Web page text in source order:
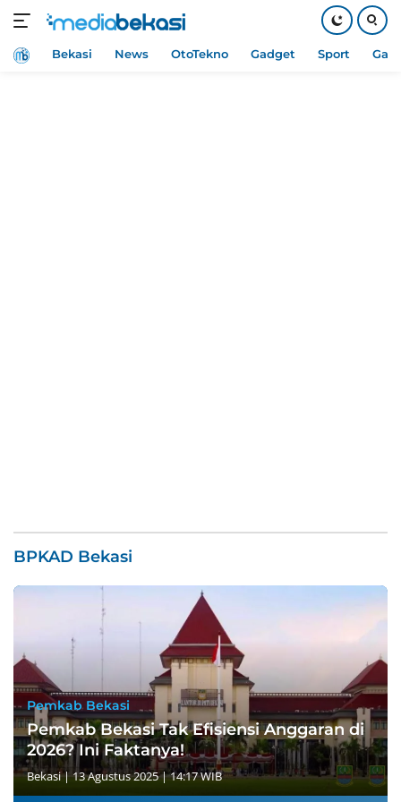
HomeBekasi News OtoTekno Gadget Sport
BPKAD Bekasi
Pemkab Bekasi
Pemkab Bekasi Tak Efisiensi Anggaran di
2026? Ini Faktanya!
Bekasi|13 Agustus 2025 | 14:17 WIB